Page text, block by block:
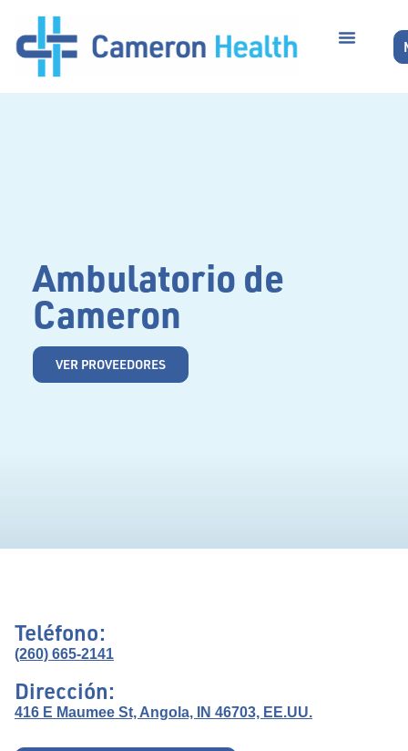
Ambulatorio de
Cameron
VER PROVEEDORES
Teléfono:
(260) 665-2141
Dirección:
416 E Maumee St, Angola, IN 46703, EE.UU.